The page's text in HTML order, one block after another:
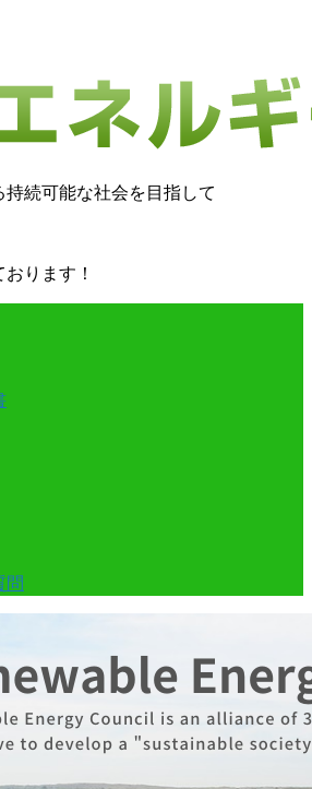
続可能な社会を目指して
ります！
問